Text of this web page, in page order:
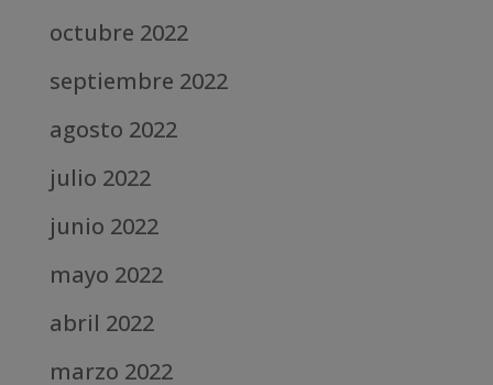
octubre 2022
septiembre 2022
agosto 2022
julio 2022
junio 2022
mayo 2022
abril 2022
marzo 2022